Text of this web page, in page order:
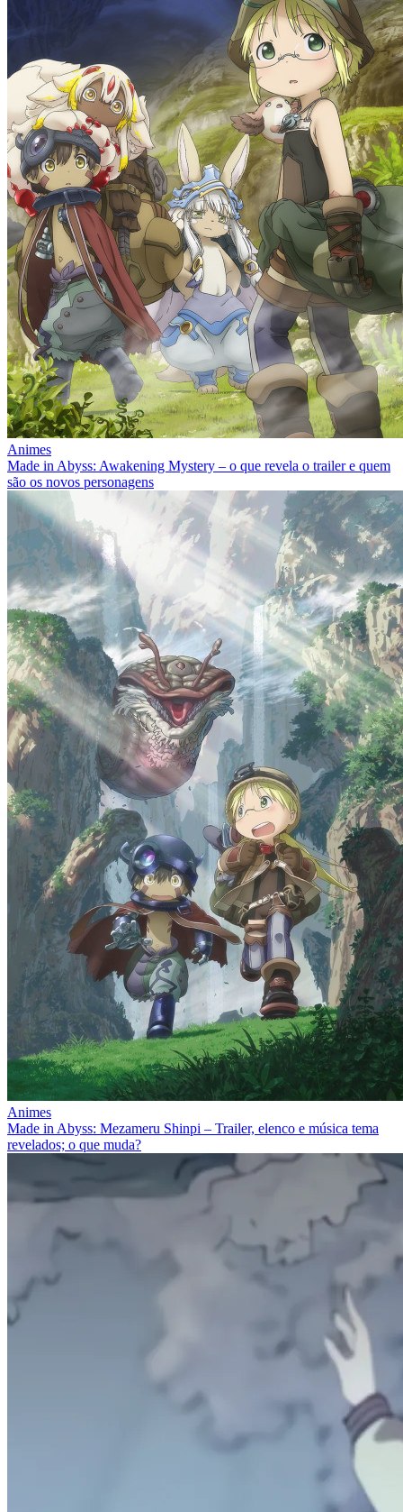
Animes
Made in Abyss: Awakening Mystery – o que revela o trailer e quem
são os novos personagens
Animes
Made in Abyss: Mezameru Shinpi – Trailer, elenco e música tema
revelados; o que muda?